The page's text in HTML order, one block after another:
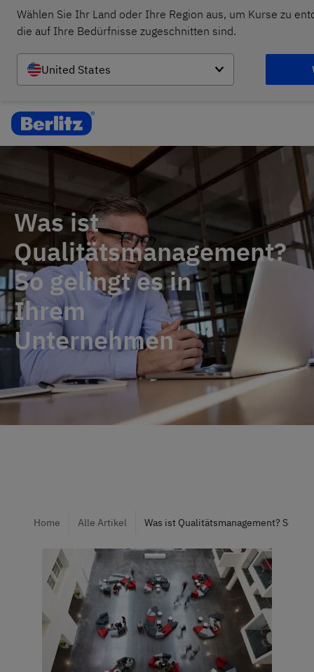
Wählen Sie Ihr Land oder Ihre Region aus, um Kurse zu
die auf Ihre Bedürfnisse zugeschnitten sind.
United States
Was ist
Qualitätsmanagement?
So gelingt es in
Ihrem
Unternehmen
Home Alle Artikel Was ist Qualitätsmanagement? So